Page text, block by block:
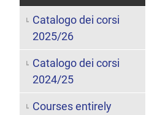
Catalogo dei corsi
2025/26
Catalogo dei corsi
2024/25
Courses entirely